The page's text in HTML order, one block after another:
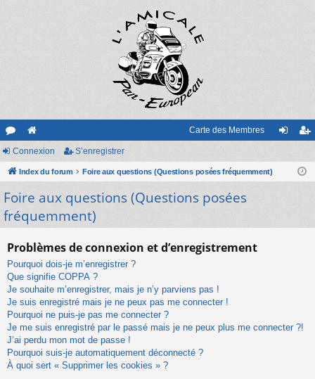
or
u
m
s
e
sit
e
Carte des Membres
nr
Connexion S’enregistrer
Index du forum Foire aux questions (Questions posées fréquemment)
Foire aux questions (Questions posées
fréquemment)
Problèmes de connexion et d’enregistrement
Pourquoi dois-je m’enregistrer ?
Que signifie COPPA ?
Je souhaite m’enregistrer, mais je n’y parviens pas !
Je suis enregistré mais je ne peux pas me connecter !
Pourquoi ne puis-je pas me connecter ?
Je me suis enregistré par le passé mais je ne peux plus me connecter ?!
J’ai perdu mon mot de passe !
Pourquoi suis-je automatiquement déconnecté ?
À quoi sert « Supprimer les cookies » ?